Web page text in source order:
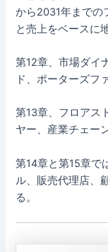
から2031年までの
と売上をベースに
第12章、市場ダイ
ド、ポーターズフ
第13章、フロアス
ヤー、産業チェーン
第14章と第15章で
ル、販売代理店、
る。